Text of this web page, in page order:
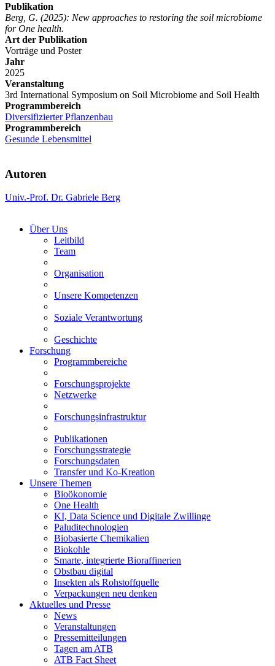
Publikation
Berg, G. (2025): New approaches to restoring the soil microbiome
for One health.
Art der Publikation
Vorträge und Poster
Jahr
2025
Veranstaltung
3rd International Symposium on Soil Microbiome and Soil Health
Programmbereich
Diversifizierter Pflanzenbau
Programmbereich
Gesunde Lebensmittel
Autoren
Univ.-Prof. Dr. Gabriele Berg
Über Uns
Leitbild
Team
Organisation
Unsere Kompetenzen
Soziale Verantwortung
Geschichte
Forschung
Programmbereiche
Forschungsprojekte
Netzwerke
Forschungsinfrastruktur
Publikationen
Forschungsstrategie
Forschungsdaten
Transfer und Ko-Kreation
Unsere Themen
Bioökonomie
One Health
KI, Data Science und Digitale Zwillinge
Paluditechnologien
Biobasierte Chemikalien
Biokohle
Smarte, integrierte Bioraffinerien
Obstbau digital
Insekten als Rohstoffquelle
Verpackungen neu denken
Aktuelles und Presse
News
Veranstaltungen
Pressemitteilungen
Tagen am ATB
ATB Fact Sheet